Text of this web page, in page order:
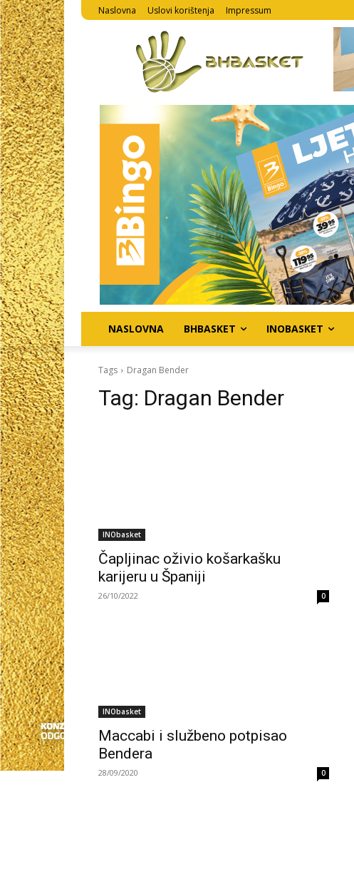
Naslovna Uslovi korištenja Impressum
NASLOVNA BHBASKET INOBASKET
Tags Dragan Bender
Tag: Dragan Bender
INObasket
Čapljinac oživio košarkašku
karijeru u Španiji
26/10/2022 0
INObasket
Maccabi i službeno potpisao
Bendera
28/09/2020 0